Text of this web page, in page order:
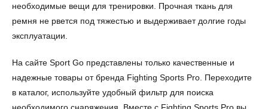
необходимые вещи для тренировки. Прочная ткань для
ремня не рвется под тяжестью и выдерживает долгие годы
эксплуатации.
На сайте Sport Go представлены только качественные и
надежные товары от бренда Fighting Sports Pro. Переходите
в каталог, используйте удобный фильтр для поиска